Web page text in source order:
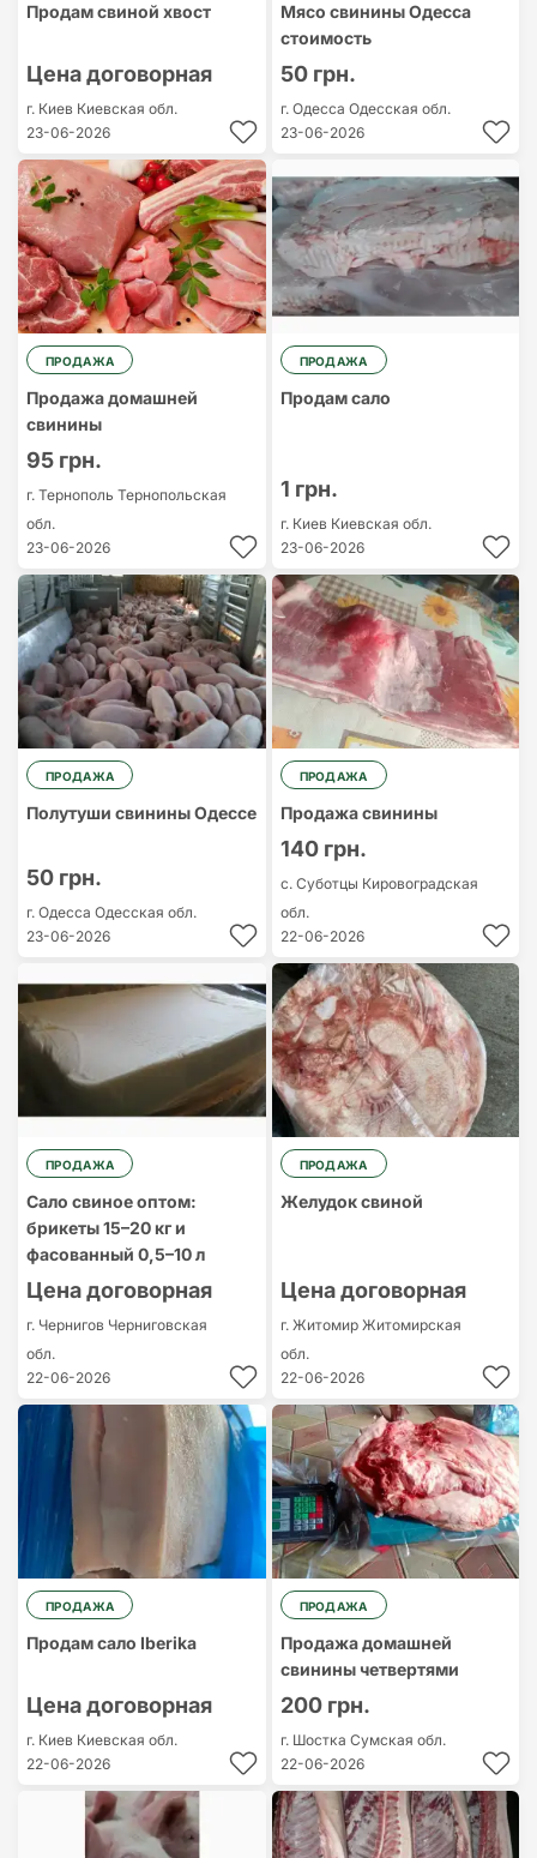
Продам свиной хвост
Цена договорная
г. Киев Киевская обл.
23-06-2026
Мясо свинины Одесса
стоимость
50 грн.
г. Одесса Одесская обл.
23-06-2026
ПРОДАЖА
Продажа домашней
свинины
95 грн.
г. Тернополь Тернопольская
обл.
23-06-2026
ПРОДАЖА
Продам сало
1 грн.
г. Киев Киевская обл.
23-06-2026
ПРОДАЖА
Полутуши свинины Одессе
50 грн.
г. Одесса Одесская обл.
23-06-2026
ПРОДАЖА
Продажа свинины
140 грн.
с. Суботцы Кировоградская
обл.
22-06-2026
ПРОДАЖА
Сало свиное оптом:
брикеты 15–20 кг и
фасованный 0,5–10 л
Цена договорная
г. Чернигов Черниговская
обл.
22-06-2026
ПРОДАЖА
Желудок свиной
Цена договорная
г. Житомир Житомирская
обл.
22-06-2026
ПРОДАЖА
Продам сало Iberika
Цена договорная
г. Киев Киевская обл.
22-06-2026
ПРОДАЖА
Продажа домашней
свинины четвертями
200 грн.
г. Шостка Сумская обл.
22-06-2026